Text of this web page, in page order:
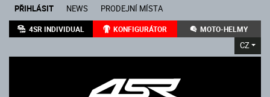
PŘIHLÁSIT NEWS PRODEJNÍ MÍSTA
4SR INDIVIDUAL KONFIGURÁTOR MOTO-HELMY
CZ